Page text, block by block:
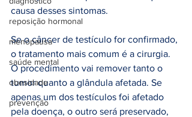
reposição hormonal
menopausa
saúde mental
obesidade
prevenção
causa desses sintomas.
Se o câncer de testículo for confirmado,
o tratamento mais comum é a cirurgia.
O procedimento vai remover tanto o
tumor quanto a glândula afetada. Se
apenas um dos testículos foi afetado
pela doença, o outro será preservado,